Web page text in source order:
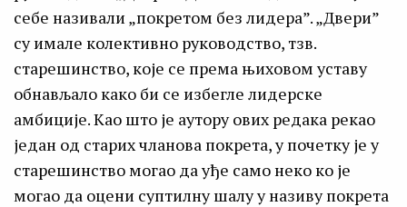
себе називали „покретом без лидера”. „Двери”
су имале колективно руководство, тзв.
старешинство, које се према њиховом уставу
обнављало како би се избегле лидерске
амбиције. Као што је аутору ових редака рекао
један од старих чланова покрета, у почетку је у
старешинство могао да уђе само неко ко је
могао да оцени суптилну шалу у називу покрета